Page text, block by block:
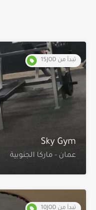
تبدأ من 15JOD
Sky Gym
عمان - ماركا الجنوبية
تبدأ من 10JOD